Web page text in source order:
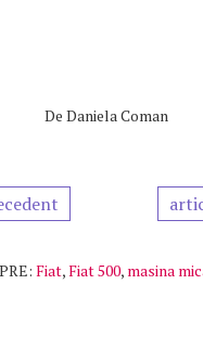
De Daniela Coman
Fiat,Fiat 500, masina